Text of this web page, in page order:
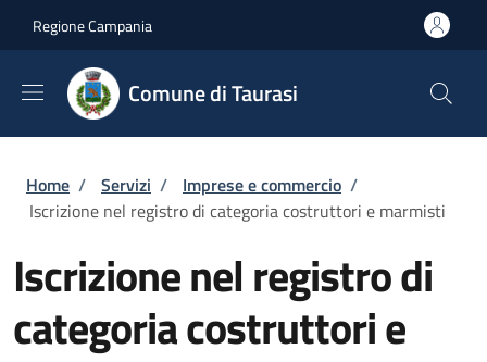
Regione Campania
Comune di Taurasi
Briciole di pane
Home / Servizi / Imprese e commercio /
Iscrizione nel registro di categoria costruttori e marmisti
Iscrizione nel registro di
categoria costruttori e